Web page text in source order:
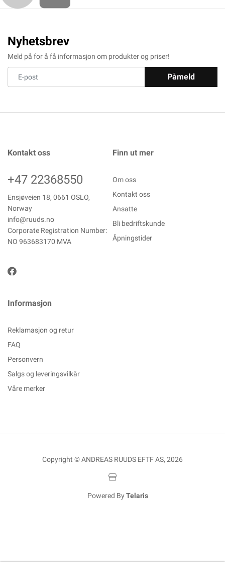
Nyhetsbrev
Meld på for å få informasjon om produkter og priser!
Påmeld
Kontakt oss
+47 22368550
Ensjøveien 18, 0661 OSLO,
Norway
info@ruuds.no
Corporate Registration Number:
NO 963683170 MVA
Finn ut mer
Om oss
Kontakt oss
Ansatte
Bli bedriftskunde
Åpningstider
Informasjon
Reklamasjon og retur
FAQ
Personvern
Salgs og leveringsvilkår
Våre merker
Copyright © ANDREAS RUUDS EFTF AS, 2026
Powered By Telaris